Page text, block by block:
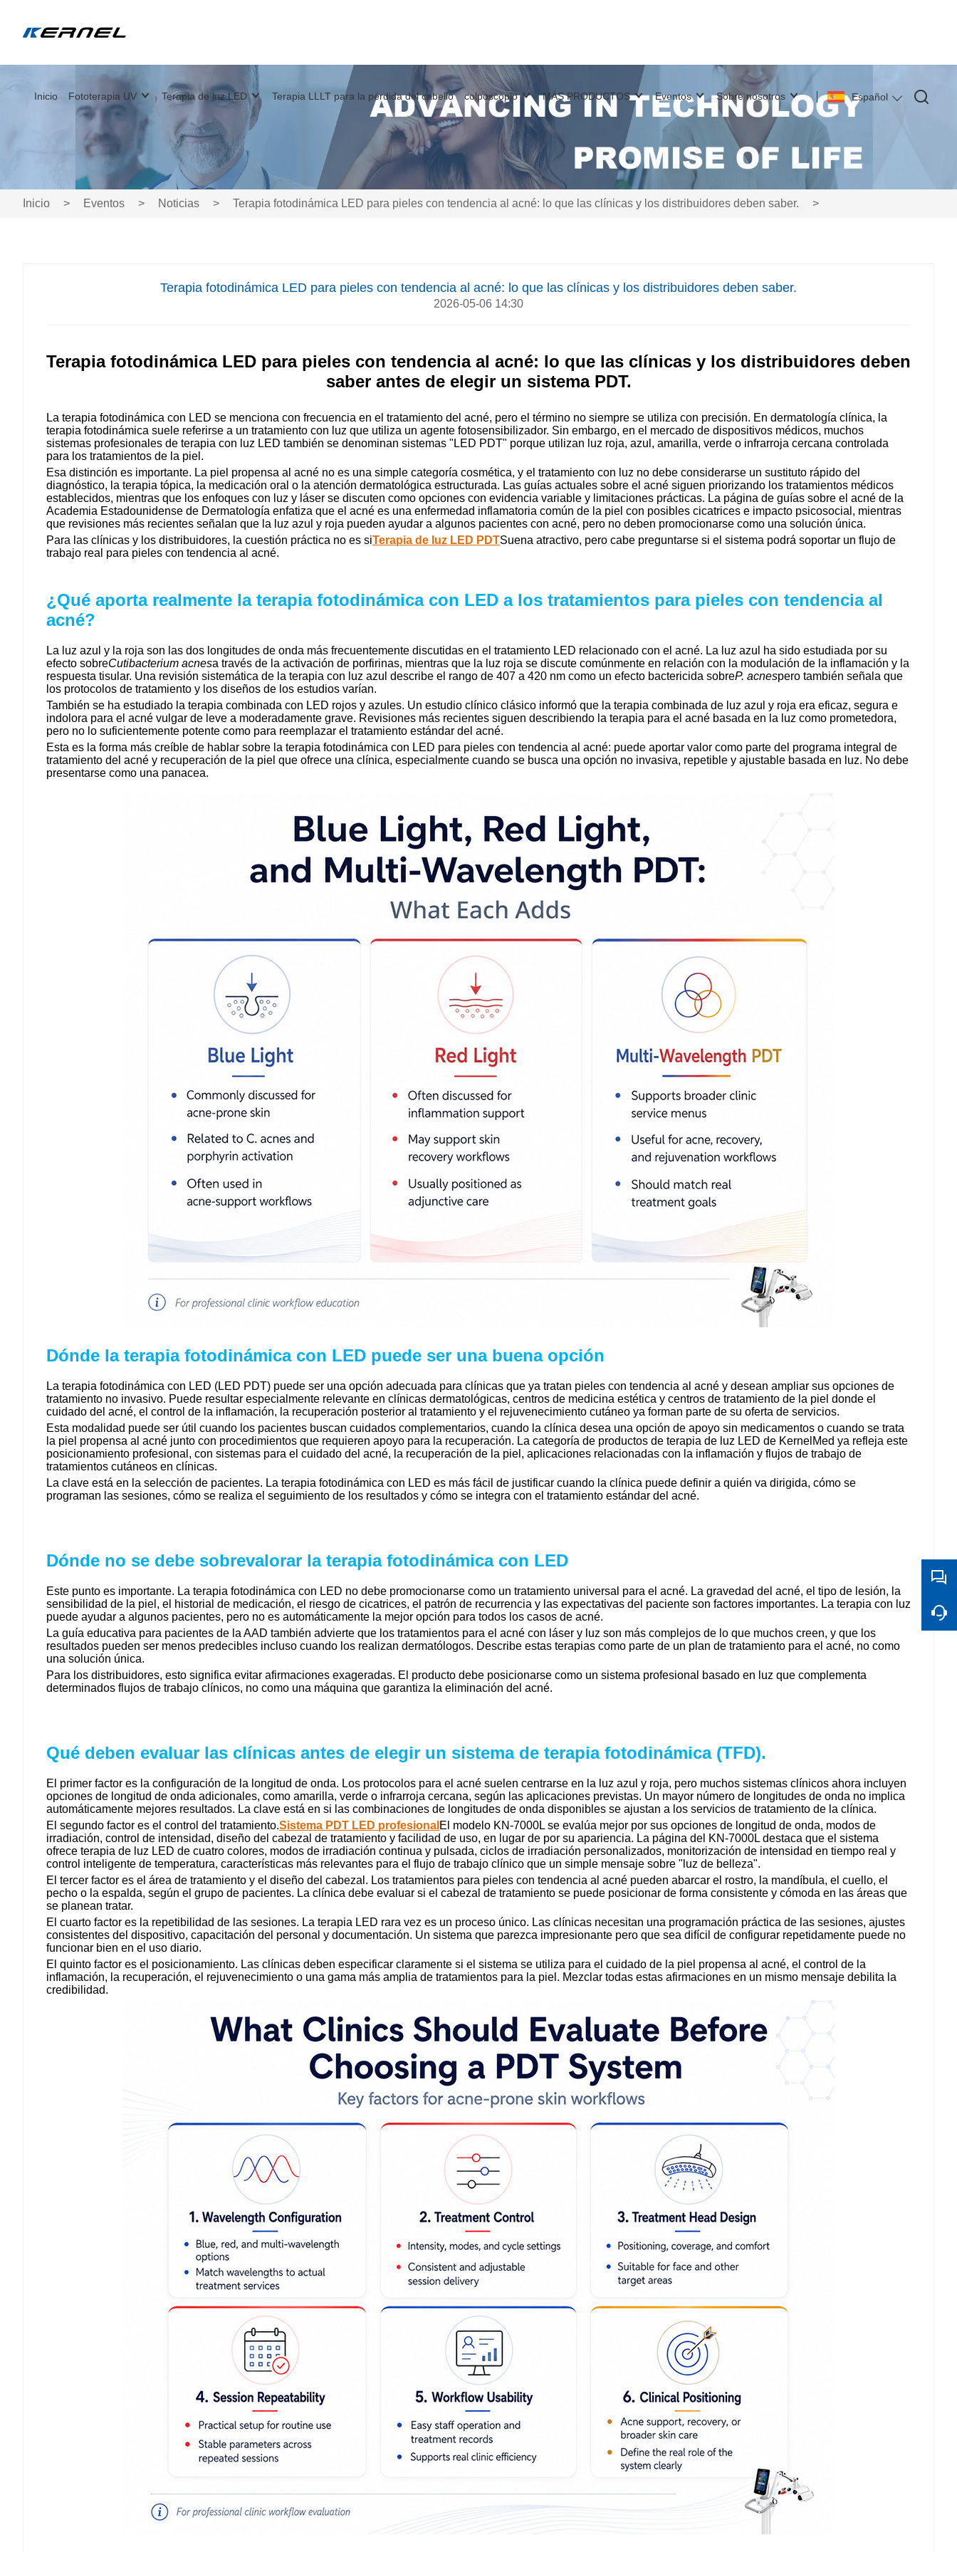
Español
Inicio Fototerapia UV Terapia de luz LED Terapia LLLT para la pérdida del cabello colposcopio MÁS PRODUCTOS Eventos Sobre nosotros
Inicio > Eventos > Noticias > Terapia fotodinámica LED para pieles con tendencia al acné: lo que las clínicas y los distribuidores deben saber. >
Terapia fotodinámica LED para pieles con tendencia al acné: lo que las clínicas y los distribuidores deben saber.
2026-05-06 14:30
Terapia fotodinámica LED para pieles con tendencia al acné: lo que las clínicas y los distribuidores deben
saber antes de elegir un sistema PDT.
La terapia fotodinámica con LED se menciona con frecuencia en el tratamiento del acné, pero el término no siempre se utiliza con precisión. En dermatología clínica, la
terapia fotodinámica suele referirse a un tratamiento con luz que utiliza un agente fotosensibilizador. Sin embargo, en el mercado de dispositivos médicos, muchos
sistemas profesionales de terapia con luz LED también se denominan sistemas "LED PDT" porque utilizan luz roja, azul, amarilla, verde o infrarroja cercana controlada
para los tratamientos de la piel.
Esa distinción es importante. La piel propensa al acné no es una simple categoría cosmética, y el tratamiento con luz no debe considerarse un sustituto rápido del
diagnóstico, la terapia tópica, la medicación oral o la atención dermatológica estructurada. Las guías actuales sobre el acné siguen priorizando los tratamientos médicos
establecidos, mientras que los enfoques con luz y láser se discuten como opciones con evidencia variable y limitaciones prácticas. La página de guías sobre el acné de la
Academia Estadounidense de Dermatología enfatiza que el acné es una enfermedad inflamatoria común de la piel con posibles cicatrices e impacto psicosocial, mientras
que revisiones más recientes señalan que la luz azul y roja pueden ayudar a algunos pacientes con acné, pero no deben promocionarse como una solución única.
Para las clínicas y los distribuidores, la cuestión práctica no es siTerapia de luz LED PDTSuena atractivo, pero cabe preguntarse si el sistema podrá soportar un flujo de
trabajo real para pieles con tendencia al acné.
¿Qué aporta realmente la terapia fotodinámica con LED a los tratamientos para pieles con tendencia al
acné?
La luz azul y la roja son las dos longitudes de onda más frecuentemente discutidas en el tratamiento LED relacionado con el acné. La luz azul ha sido estudiada por su
efecto sobreCutibacterium acnesa través de la activación de porfirinas, mientras que la luz roja se discute comúnmente en relación con la modulación de la inflamación y la
respuesta tisular. Una revisión sistemática de la terapia con luz azul describe el rango de 407 a 420 nm como un efecto bactericida sobreP. acnespero también señala que
los protocolos de tratamiento y los diseños de los estudios varían.
También se ha estudiado la terapia combinada con LED rojos y azules. Un estudio clínico clásico informó que la terapia combinada de luz azul y roja era eficaz, segura e
indolora para el acné vulgar de leve a moderadamente grave. Revisiones más recientes siguen describiendo la terapia para el acné basada en la luz como prometedora,
pero no lo suficientemente potente como para reemplazar el tratamiento estándar del acné.
Esta es la forma más creíble de hablar sobre la terapia fotodinámica con LED para pieles con tendencia al acné: puede aportar valor como parte del programa integral de
tratamiento del acné y recuperación de la piel que ofrece una clínica, especialmente cuando se busca una opción no invasiva, repetible y ajustable basada en luz. No debe
presentarse como una panacea.
Dónde la terapia fotodinámica con LED puede ser una buena opción
La terapia fotodinámica con LED (LED PDT) puede ser una opción adecuada para clínicas que ya tratan pieles con tendencia al acné y desean ampliar sus opciones de
tratamiento no invasivo. Puede resultar especialmente relevante en clínicas dermatológicas, centros de medicina estética y centros de tratamiento de la piel donde el
cuidado del acné, el control de la inflamación, la recuperación posterior al tratamiento y el rejuvenecimiento cutáneo ya forman parte de su oferta de servicios.
Esta modalidad puede ser útil cuando los pacientes buscan cuidados complementarios, cuando la clínica desea una opción de apoyo sin medicamentos o cuando se trata
la piel propensa al acné junto con procedimientos que requieren apoyo para la recuperación. La categoría de productos de terapia de luz LED de KernelMed ya refleja este
posicionamiento profesional, con sistemas para el cuidado del acné, la recuperación de la piel, aplicaciones relacionadas con la inflamación y flujos de trabajo de
tratamientos cutáneos en clínicas.
La clave está en la selección de pacientes. La terapia fotodinámica con LED es más fácil de justificar cuando la clínica puede definir a quién va dirigida, cómo se
programan las sesiones, cómo se realiza el seguimiento de los resultados y cómo se integra con el tratamiento estándar del acné.
Dónde no se debe sobrevalorar la terapia fotodinámica con LED
Este punto es importante. La terapia fotodinámica con LED no debe promocionarse como un tratamiento universal para el acné. La gravedad del acné, el tipo de lesión, la
sensibilidad de la piel, el historial de medicación, el riesgo de cicatrices, el patrón de recurrencia y las expectativas del paciente son factores importantes. La terapia con luz
puede ayudar a algunos pacientes, pero no es automáticamente la mejor opción para todos los casos de acné.
La guía educativa para pacientes de la AAD también advierte que los tratamientos para el acné con láser y luz son más complejos de lo que muchos creen, y que los
resultados pueden ser menos predecibles incluso cuando los realizan dermatólogos. Describe estas terapias como parte de un plan de tratamiento para el acné, no como
una solución única.
Para los distribuidores, esto significa evitar afirmaciones exageradas. El producto debe posicionarse como un sistema profesional basado en luz que complementa
determinados flujos de trabajo clínicos, no como una máquina que garantiza la eliminación del acné.
Qué deben evaluar las clínicas antes de elegir un sistema de terapia fotodinámica (TFD).
El primer factor es la configuración de la longitud de onda. Los protocolos para el acné suelen centrarse en la luz azul y roja, pero muchos sistemas clínicos ahora incluyen
opciones de longitud de onda adicionales, como amarilla, verde o infrarroja cercana, según las aplicaciones previstas. Un mayor número de longitudes de onda no implica
automáticamente mejores resultados. La clave está en si las combinaciones de longitudes de onda disponibles se ajustan a los servicios de tratamiento de la clínica.
El segundo factor es el control del tratamiento.Sistema PDT LED profesional El modelo KN-7000L se evalúa mejor por sus opciones de longitud de onda, modos de
irradiación, control de intensidad, diseño del cabezal de tratamiento y facilidad de uso, en lugar de por su apariencia. La página del KN-7000L destaca que el sistema
ofrece terapia de luz LED de cuatro colores, modos de irradiación continua y pulsada, ciclos de irradiación personalizados, monitorización de intensidad en tiempo real y
control inteligente de temperatura, características más relevantes para el flujo de trabajo clínico que un simple mensaje sobre "luz de belleza".
El tercer factor es el área de tratamiento y el diseño del cabezal. Los tratamientos para pieles con tendencia al acné pueden abarcar el rostro, la mandíbula, el cuello, el
pecho o la espalda, según el grupo de pacientes. La clínica debe evaluar si el cabezal de tratamiento se puede posicionar de forma consistente y cómoda en las áreas que
se planean tratar.
El cuarto factor es la repetibilidad de las sesiones. La terapia LED rara vez es un proceso único. Las clínicas necesitan una programación práctica de las sesiones, ajustes
consistentes del dispositivo, capacitación del personal y documentación. Un sistema que parezca impresionante pero que sea difícil de configurar repetidamente puede no
funcionar bien en el uso diario.
El quinto factor es el posicionamiento. Las clínicas deben especificar claramente si el sistema se utiliza para el cuidado de la piel propensa al acné, el control de la
inflamación, la recuperación, el rejuvenecimiento o una gama más amplia de tratamientos para la piel. Mezclar todas estas afirmaciones en un mismo mensaje debilita la
credibilidad.